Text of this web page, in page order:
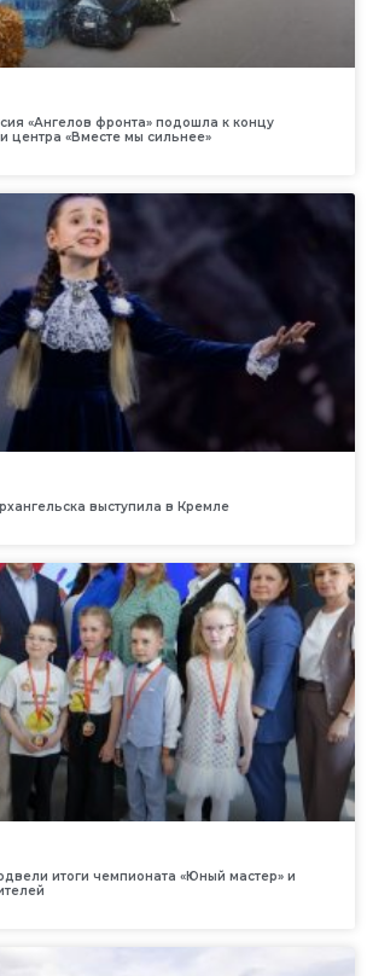
«Ангелов фронта» подошла к концу
центра «Вместе мы сильнее»
выступила в Кремле
итоги чемпионата «Юный мастер» и